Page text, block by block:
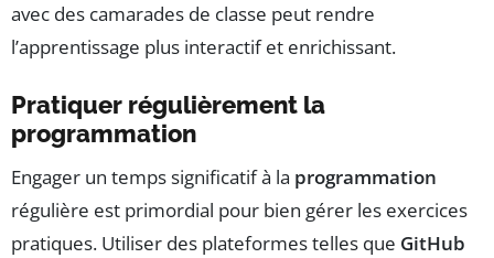
avec des camarades de classe peut rendre
l’apprentissage plus interactif et enrichissant.
Pratiquer régulièrement la
programmation
Engager un temps significatif à la programmation
régulière est primordial pour bien gérer les exercices
pratiques. Utiliser des plateformes telles que GitHub